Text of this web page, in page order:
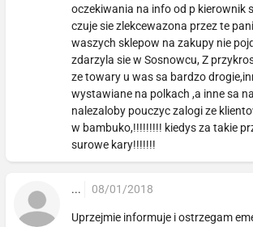
oczekiwania na info od p kierownik
czuje sie zlekcewazona przez te
waszych sklepow na zakupy nie
zdarzyla sie w Sosnowcu, Z
ze towary u was sa bardzo
wystawiane na polkach ,a inne sa
nalezaloby pouczyc zalogi ze
w bambuko,!!!!!!!!! kiedys za takie
surowe kary!!!!!!!
... 08/01/2018
Uprzejmie informuje i ostrzegam